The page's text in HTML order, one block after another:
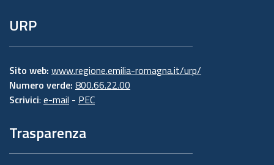
URP
Sito web: www.regione.emilia-romagna.it/urp/
Numero verde: 800.66.22.00
Scrivici: e-mail - PEC
Trasparenza